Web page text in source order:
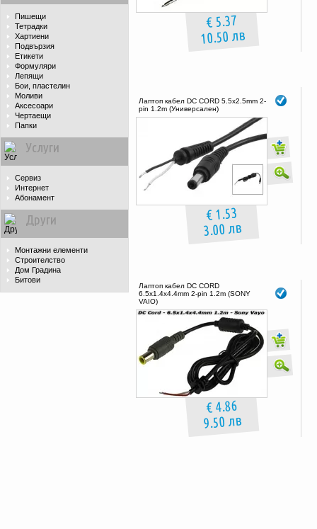
Пишещи
Тетрадки
Хартиени
Подвързия
Етикети
Формуляри
Лепящи
Бои, пластелин
Моливи
Аксесоари
Чертаещи
Папки
Услуги
Сервиз
Интернет
Абонамент
Други
Монтажни елементи
Строителство
Дом Градина
Битови
€ 5.37
10.50 лв
Лаптоп кабел DC CORD 5.5x2.5mm 2-
pin 1.2m (Универсален)
€ 1.53
3.00 лв
Лаптоп кабел DC CORD
6.5x1.4x4.4mm 2-pin 1.2m (SONY
VAIO)
€ 4.86
9.50 лв